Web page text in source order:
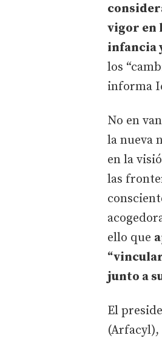
vigor en
infancia
los
informa
No en
la nueva
en la
las
ello que
junto a
El
(Arfacyl),